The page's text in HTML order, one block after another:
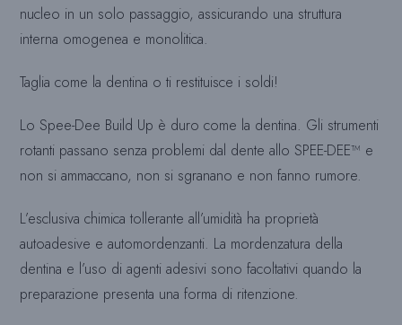
nucleo in un solo passaggio, assicurando una struttura
interna omogenea e monolitica.
Taglia come la dentina o ti restituisce i soldi!
Lo Spee-Dee Build Up è duro come la dentina. Gli strumenti
rotanti passano senza problemi dal dente allo SPEE-DEE™ e
non si ammaccano, non si sgranano e non fanno rumore.
L’esclusiva chimica tollerante all’umidità ha proprietà
autoadesive e automordenzanti. La mordenzatura della
dentina e l’uso di agenti adesivi sono facoltativi quando la
preparazione presenta una forma di ritenzione.